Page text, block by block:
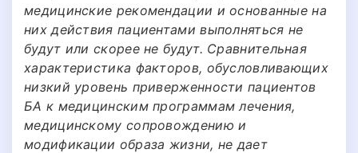
медицинские рекомендации и основанные на
них действия пациентами выполняться не
будут или скорее не будут. Сравнительная
характеристика факторов, обусловливающих
низкий уровень приверженности пациентов
БА к медицинским программам лечения,
медицинскому сопровождению и
модификации образа жизни, не дает